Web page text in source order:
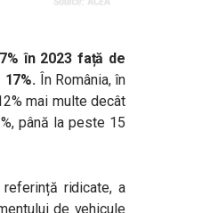
în 2023 față de
În România, în
mai multe decât
până la peste 15
ridicate, a
de vehicule